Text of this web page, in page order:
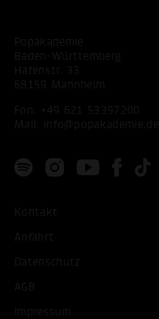
Popakademie
Baden-Württemberg
Hafenstr. 33
68159 Mannheim
Fon:
+49 621 53397200
Mail:
info@popakademie.de
Kontakt
Anfahrt
Datenschutz
AGB
Impressum